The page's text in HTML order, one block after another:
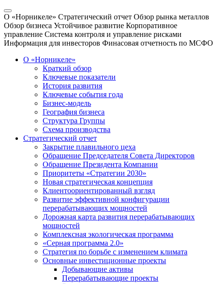
О «Норникеле» Стратегический отчет Обзор рынка металлов
Обзор бизнеса Устойчивое развитие Корпоративное
управление Система контроля и управление рисками
Информация для инвесторов Финасовая отчетность по МСФО
О «Норникеле»
Краткий обзор
Ключевые показатели
История развития
Ключевые события года
Бизнес-модель
География бизнеса
Структура Группы
Схема производства
Стратегический отчет
Закрытие плавильного цеха
Обращение Председателя Совета Директоров
Обращение Президента Компании
Приоритеты «Стратегии 2030»
Новая стратегическая концепция
Клиентоориентированный взгляд
Развитие эффективной конфигурации
перерабатывающих мощностей
Дорожная карта развития перерабатывающих
мощностей
Комплексная экологическая программа
«Серная программа 2.0»
Стратегия по борьбе с изменением климата
Основные инвестиционные проекты
Добывающие активы
Перерабатывающие проекты